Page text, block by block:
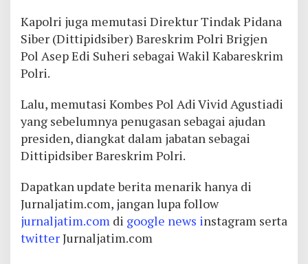
Kapolri juga memutasi Direktur Tindak Pidana
Siber (Dittipidsiber) Bareskrim Polri Brigjen
Pol Asep Edi Suheri sebagai Wakil Kabareskrim
Polri.
Lalu, memutasi Kombes Pol Adi Vivid Agustiadi
yang sebelumnya penugasan sebagai ajudan
presiden, diangkat dalam jabatan sebagai
Dittipidsiber Bareskrim Polri.
Dapatkan update berita menarik hanya di
Jurnaljatim.com, jangan lupa follow
jurnaljatim.com di google news instagram serta
twitterJurnaljatim.com